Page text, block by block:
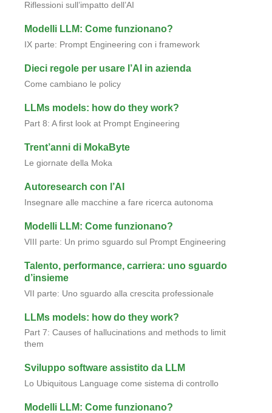
Riflessioni sull’impatto dell’AI
Modelli LLM: Come funzionano?
IX parte: Prompt Engineering con i framework
Dieci regole per usare l’AI in azienda
Come cambiano le policy
LLMs models: how do they work?
Part 8: A first look at Prompt Engineering
Trent’anni di MokaByte
Le giornate della Moka
Autoresearch con l’AI
Insegnare alle macchine a fare ricerca autonoma
Modelli LLM: Come funzionano?
VIII parte: Un primo sguardo sul Prompt Engineering
Talento, performance, carriera: uno sguardo
d’insieme
VII parte: Uno sguardo alla crescita professionale
LLMs models: how do they work?
Part 7: Causes of hallucinations and methods to limit
them
Sviluppo software assistito da LLM
Lo Ubiquitous Language come sistema di controllo
Modelli LLM: Come funzionano?